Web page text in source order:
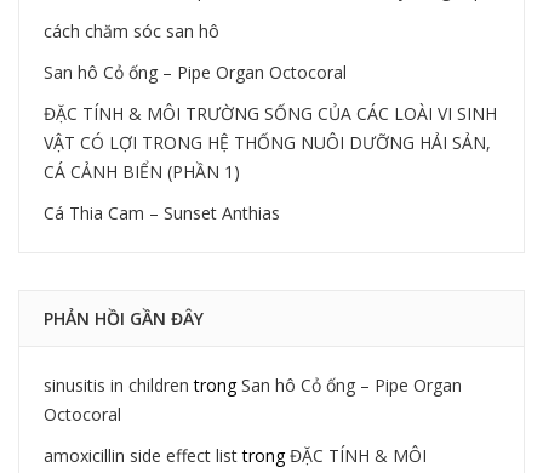
cách chăm sóc san hô
San hô Cỏ ống – Pipe Organ Octocoral
ĐẶC TÍNH & MÔI TRƯỜNG SỐNG CỦA CÁC LOÀI VI SINH
VẬT CÓ LỢI TRONG HỆ THỐNG NUÔI DƯỠNG HẢI SẢN,
CÁ CẢNH BIỂN (PHẦN 1)
Cá Thia Cam – Sunset Anthias
PHẢN HỒI GẦN ĐÂY
sinusitis in children trongSan hô Cỏ ống – Pipe Organ
Octocoral
amoxicillin side effect listtrongĐẶC TÍNH & MÔI